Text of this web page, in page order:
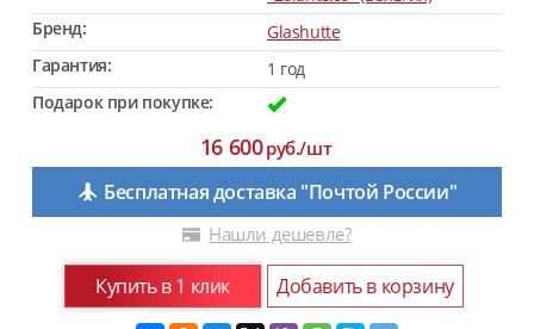
Бренд:
Glashutte
Гарантия:
1 год
Подарок при покупке:
16 600руб./шт
Бесплатная доставка "Почтой России"
Нашли дешевле?
Купить в 1 клик Добавить в корзину